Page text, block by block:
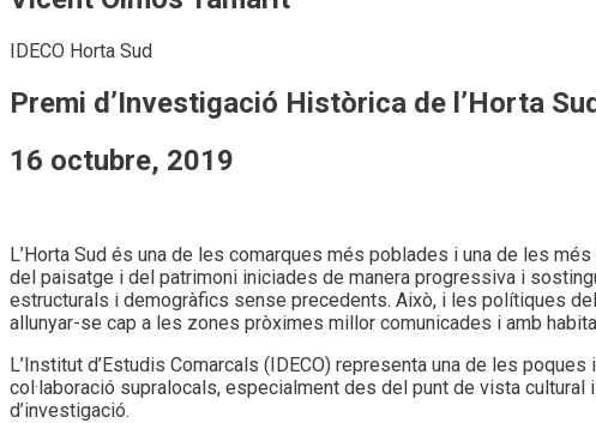
IDECO Horta Sud
Premi d’Investigació Històrica de l’Horta
16 octubre, 2019
L’Horta Sud és una de les comarques més poblades i una de les
del paisatge i del patrimoni iniciades de manera progressiva i
estructurals i demogràfics sense precedents. Això, i les polítiques
allunyar-se cap a les zones pròximes millor comunicades i amb
L’Institut d’Estudis Comarcals (IDECO) representa una de les
col·laboració supralocals, especialment des del punt de vista
d’investigació.